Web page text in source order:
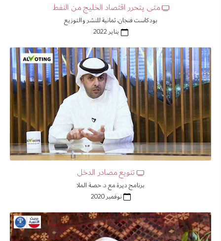
متى يتحرر اقتصاد الخليج من النفط
بودكاست فنجان، ثمانية للنشر والتوزيع
يناير 2022
تنويع مصادر الدخل
برنامج ديرة مع د. حصة الملا
نوفمبر 2020